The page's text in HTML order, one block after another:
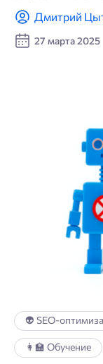
Дмитрий
27 марта 2025
👽 SEO-
👩‍🏫 Обучение